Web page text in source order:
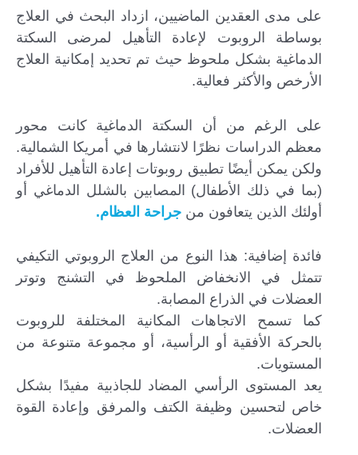
على مدى العقدين الماضيين، ازداد البحث في العلاج
بوساطة الروبوت لإعادة التأهيل لمرضى السكتة
الدماغية بشكل ملحوظ حيث تم تحديد إمكانية العلاج
الأرخص والأكثر فعالية.
على الرغم من أن السكتة الدماغية كانت محور
معظم الدراسات نظرًا لانتشارها في أمريكا الشمالية.
ولكن يمكن أيضًا تطبيق روبوتات إعادة التأهيل للأفراد
(بما في ذلك الأطفال) المصابين بالشلل الدماغي أو
أولئك الذين يتعافون من جراحة العظام.
فائدة إضافية: هذا النوع من العلاج الروبوتي التكيفي
تتمثل في الانخفاض الملحوظ في التشنج وتوتر
العضلات في الذراع المصابة.
كما تسمح الاتجاهات المكانية المختلفة للروبوت
بالحركة الأفقية أو الرأسية، أو مجموعة متنوعة من
المستويات.
يعد المستوى الرأسي المضاد للجاذبية مفيدًا بشكل
خاص لتحسين وظيفة الكتف والمرفق وإعادة القوة
العضلات.